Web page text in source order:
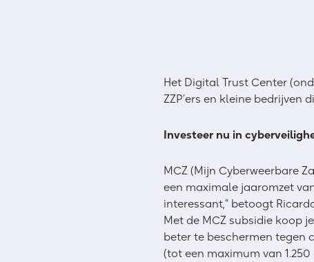
Het Digital Trust Center
ZZP’ers en kleine bedrijven
Investeer nu in
MCZ (Mijn Cyberweerbare
een maximale jaaromzet
interessant,” betoogt
Met de MCZ subsidie koop
beter te beschermen tegen
(tot een maximum van 1.250